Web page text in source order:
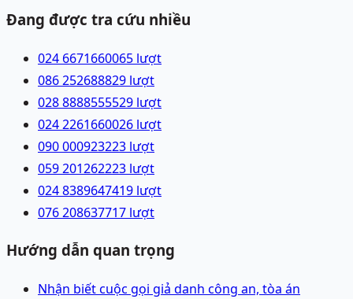
Đang được tra cứu nhiều
024 6671660065 lượt
086 252688829 lượt
028 8888555529 lượt
024 2261660026 lượt
090 000923223 lượt
059 201262223 lượt
024 8389647419 lượt
076 208637717 lượt
Hướng dẫn quan trọng
Nhận biết cuộc gọi giả danh công an, tòa án